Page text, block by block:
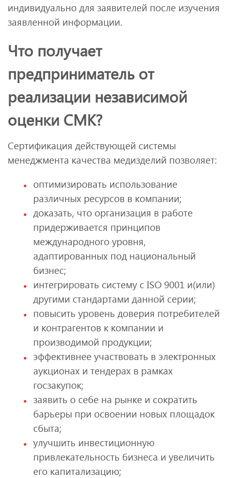
индивидуально для заявителей после изучения
заявленной информации.
Что получает
предприниматель от
реализации независимой
оценки СМК?
Сертификация действующей системы
менеджмента качества медизделий позволяет:
оптимизировать использование
различных ресурсов в компании;
доказать, что организация в работе
придерживается принципов
международного уровня,
адаптированных под национальный
бизнес;
интегрировать систему с ISO 9001 и(или)
другими стандартами данной серии;
повысить уровень доверия потребителей
и контрагентов к компании и
производимой продукции;
эффективнее участвовать в электронных
аукционах и тендерах в рамках
госзакупок;
заявить о себе на рынке и сократить
барьеры при освоении новых площадок
сбыта;
улучшить инвестиционную
привлекательность бизнеса и увеличить
его капитализацию;